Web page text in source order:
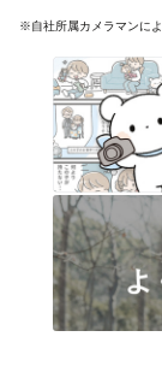
※自社所属カメラマンに